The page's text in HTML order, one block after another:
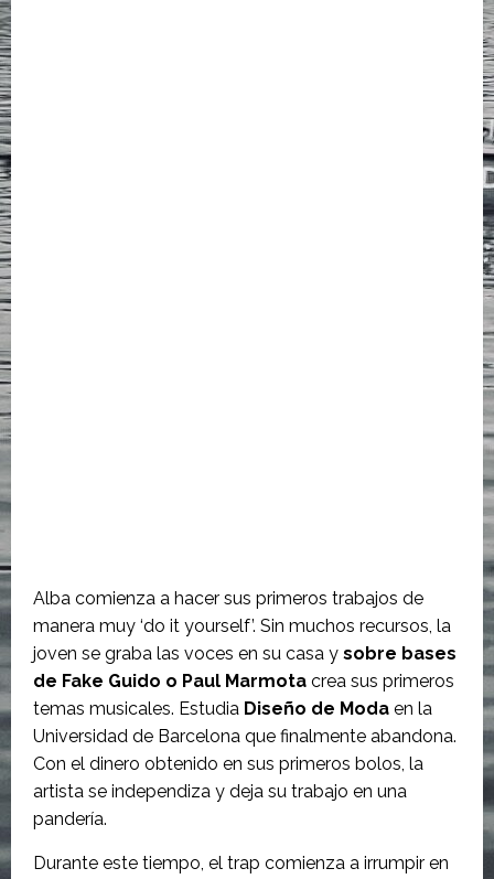
Alba comienza a hacer sus primeros trabajos de
manera muy ‘do it yourself’. Sin muchos recursos, la
joven se graba las voces en su casa y sobre bases
de Fake Guido o Paul Marmota crea sus primeros
temas musicales. Estudia Diseño de Moda en la
Universidad de Barcelona que finalmente abandona.
Con el dinero obtenido en sus primeros bolos, la
artista se independiza y deja su trabajo en una
pandería.
Durante este tiempo, el trap comienza a irrumpir en